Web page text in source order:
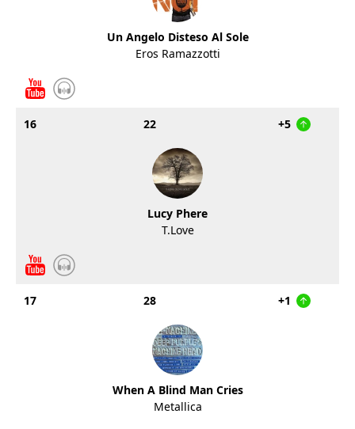
Un Angelo Disteso Al Sole
Eros Ramazzotti
16 22 +5
Lucy Phere
T.Love
17 28 +1
When A Blind Man Cries
Metallica